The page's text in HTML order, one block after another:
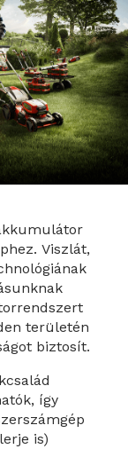
Viszlát,
területén
biztosít.
így
is)